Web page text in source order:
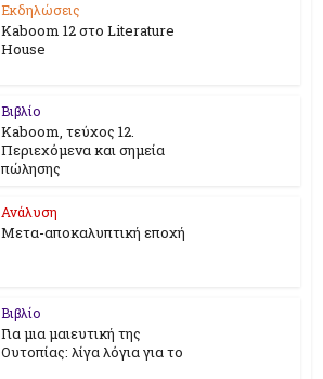
Εκδηλώσεις
Kaboom 12 στο Literature
House
Βιβλίο
Kaboom, τεύχος 12.
Περιεχόμενα και σημεία
πώλησης
Ανάλυση
Μετα-αποκαλυπτική εποχή
Βιβλίο
Για μια μαιευτική της
Ουτοπίας: λίγα λόγια για το